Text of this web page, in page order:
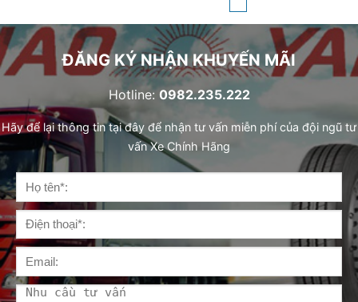
ĐĂNG KÝ NHẬN KHUYẾN MÃI
Hotline: 0982.235.222
Hãy để lại thông tin tại đây để nhận tư vấn miễn phí của đội ngũ tư
vấn Xe Chính Hãng